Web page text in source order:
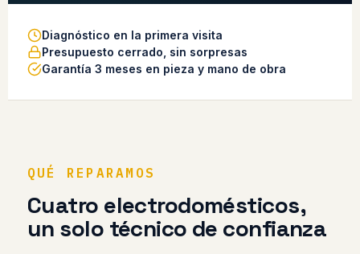
Diagnóstico en la primera visita
Presupuesto cerrado, sin sorpresas
Garantía 3 meses en pieza y mano de obra
QUÉ REPARAMOS
Cuatro electrodomésticos,
un solo técnico de confianza